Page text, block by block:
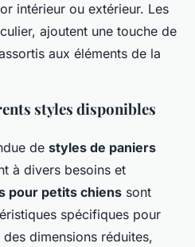
intérieur ou extérieur. Les
ajoutent une touche de
aux éléments de la
styles disponibles
de styles de paniers
à divers besoins et
pour petits chiens sont
spécifiques pour
dimensions réduites,